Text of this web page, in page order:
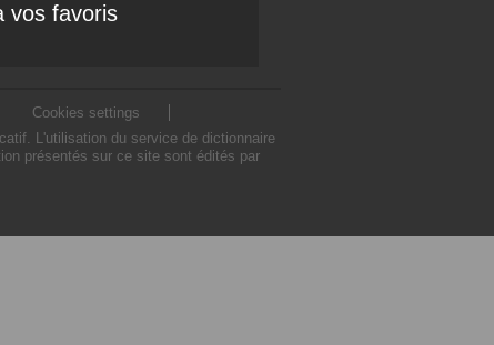
vos favoris
Cookies settings
L'utilisation du service de dictionnaire
présentés sur ce site sont édités par